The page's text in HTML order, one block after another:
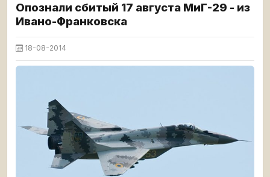
Опознали сбитый 17 августа МиГ-29 - из
Ивано-Франковска
18-08-2014